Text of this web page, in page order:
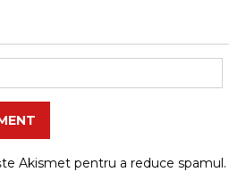
Akismet pentru a reduce spamul.